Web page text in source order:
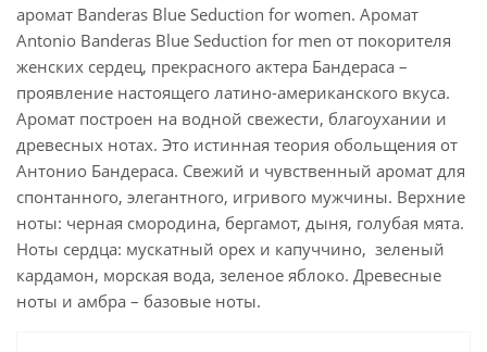
аромат Banderas Blue Seduction for women. Аромат
Antonio Banderas Blue Seduction for men от покорителя
женских сердец, прекрасного актера Бандераса –
проявление настоящего латино-американского вкуса.
Аромат построен на водной свежести, благоухании и
древесных нотах. Это истинная теория обольщения от
Антонио Бандераса. Свежий и чувственный аромат для
спонтанного, элегантного, игривого мужчины. Верхние
ноты: черная смородина, бергамот, дыня, голубая мята.
Ноты сердца: мускатный орех и капуччино, зеленый
кардамон, морская вода, зеленое яблоко. Древесные
ноты и амбра – базовые ноты.